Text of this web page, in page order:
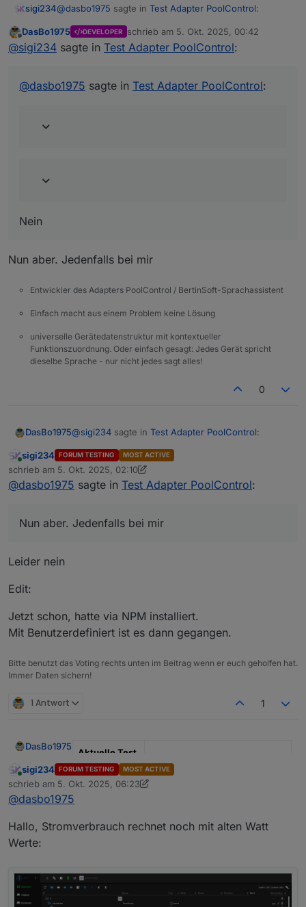
sigi234@dasbo1975 sagte in Test Adapter PoolControl:
@sigi234sagte inTest Adapter PoolControl
Aber Mails gehen trotzem raus?
Offline
DasBo1975 DEVELOPER schrieb am 5. Okt. 2025, 00:42
zuletzt editiert von
@sigi234 sagte in Test Adapter PoolControl:
@dasbo1975 sagte in Test Adapter PoolControl:
Nein
Nun aber. Jedenfalls bei mir
Entwickler des Adapters PoolControl / BertinSoft-Sprachassistent
Einfach macht aus einem Problem keine Lösung
universelle Gerätedatenstruktur mit kontextueller
Funktionszuordnung. Oder einfach gesagt: Jedes Gerät spricht
dieselbe Sprache - nur nicht jedes sagt alles!
0
DasBo1975@sigi234 sagte in Test Adapter PoolControl:
@dasbo1975sagte in
PoolControl:
sigi234 sagte in
PoolControl
Nein
Nun aber. Jedenfalls bei mir
Online
sigi234 FORUM TESTING MOST ACTIVE
schrieb am 5. Okt. 2025, 02:10
zuletzt editiert von sigi23410. Mai 2025, 04:19
@dasbo1975 sagte in Test Adapter PoolControl:
Nun aber. Jedenfalls bei mir
Leider nein
Edit:
Jetzt schon, hatte via NPM installiert.
Mit Benutzerdefiniert ist es dann gegangen.
Bitte benutzt das Voting rechts unten im Beitrag wenn er euch geholfen hat.
Immer Daten sichern!
1 Antwort 1
DasBo1975
Aktuelle Test
Version
1.4.1
Veröffentlichu
Github Link
https://github.com/DasBo1975/i
Der Adapter
Steuerung und Überwachung von Poolanlagen.
Pumpensteuerung (Automatik, Manuell,
Online
sigi234 FORUM TESTING MOST ACTIVE
schrieb am 5. Okt. 2025, 06:23
zuletzt editiert von sigi23410. Mai 2025, 08:25
@dasbo1975
Hallo, Stromverbrauch rechnet noch mit alten Watt
Werte: